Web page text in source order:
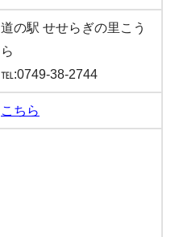
道の駅 せせらぎの里こう
ら
℡:0749-38-2744
こちら